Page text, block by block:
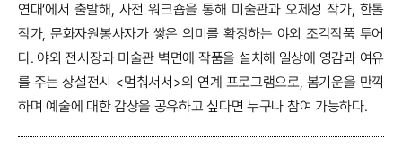
연대’에서 출발해, 사전 워크숍을 통해 미술관과 오제성 작가, 한톨
작가, 문화자원봉사자가 쌓은 의미를 확장하는 야외 조각작품 투어
다. 야외 전시장과 미술관 벽면에 작품을 설치해 일상에 영감과 여유
를 주는 상설전시 <멈춰서서>의 연계 프로그램으로, 봄기운을 만끽
하며 예술에 대한 감상을 공유하고 싶다면 누구나 참여 가능하다.